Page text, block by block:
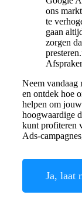
ons
te
gaan
zorgen
Neem vandaag
en ontdek hoe
helpen om
hoogwaardige
kunt profiteren
Ads-
Ja, laat